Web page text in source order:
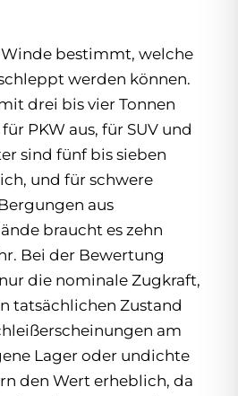
bestimmt, welche
werden können.
drei bis vier Tonnen
PKW aus, für SUV und
sind fünf bis sieben
und für schwere
aus
braucht es zehn
Bei der Bewertung
die nominale Zugkraft,
tatsächlichen Zustand
am
Lager oder undichte
den Wert erheblich, da